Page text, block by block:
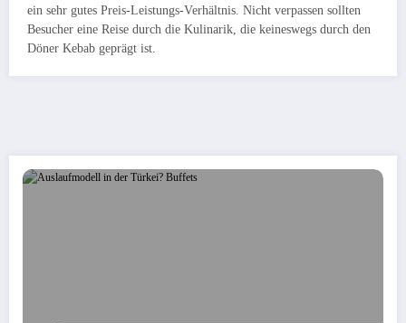
ein sehr gutes Preis-Leistungs-Verhältnis. Nicht verpassen sollten
Besucher eine Reise durch die Kulinarik, die keineswegs durch den
Döner Kebab geprägt ist.